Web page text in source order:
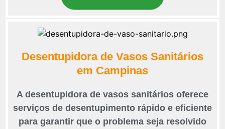
Desentupidora de Vasos Sanitários
em Campinas
A desentupidora de vasos sanitários oferece
serviços de desentupimento rápido e eficiente
para garantir que o problema seja resolvido